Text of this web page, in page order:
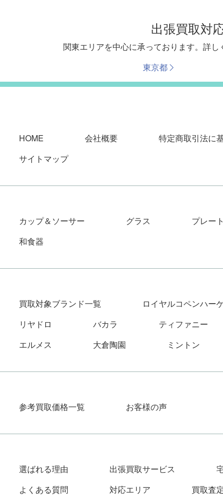
出張買取対
関東エリアを中心に承っております。詳し
東京都
HOME 会社概要 特定商取引法に
サイトマップ
カップ＆ソーサー グラス プレー
和食器
買取対象ブランド一覧 ロイヤルコペンハー
リヤドロ
バカラ ティファニー
エルメス
大倉陶園 ミントン
参考買取価格一覧 お客様の声
選ばれる理由 出張買取サービス
よくある質問
対応エリア 買取査